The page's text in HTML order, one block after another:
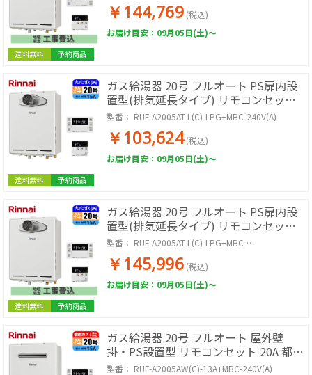
送料無料 予約商品
￥144,769 (税込)
お届け目安：09月05日(土)～
送料無料 予約商品
ガス給湯器 20号 フルオート PS扉内設
置型(排気延長タイプ) リモコンセット
20A LPG
型番： RUF-A2005AT-L(C)-LPG+MBC-240V(A)
￥103,624 (税込)
お届け目安：09月05日(土)～
送料無料 予約商品
ガス給湯器 20号 フルオート PS扉内設
置型(排気延長タイプ) リモコンセット
20A LPG 取付工事セット
型番： RUF-A2005AT-L(C)-LPG+MBC-
￥145,996 (税込)
お届け目安：09月05日(土)～
ガス給湯器 20号 フルオート 屋外壁
掛・PS設置型 リモコンセット 20A 都市
ガス
型番： RUF-A2005AW(C)-13A+MBC-240V(A)